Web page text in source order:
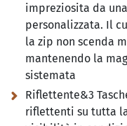
impreziosita da
personalizzata. Il
la zip non scenda
mantenendo la
sistemata
Riflettente&3
riflettenti su tutta